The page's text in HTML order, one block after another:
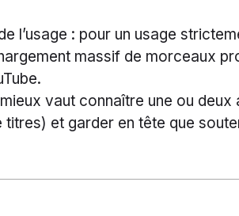
l’usage : pour un usage
massif de morceaux
vaut connaître une ou
titres) et garder en tête que